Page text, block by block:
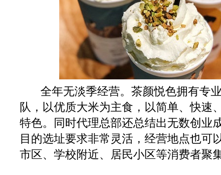
全年无淡季经营。茶颜悦色拥有专
队，以优质大米为主食，以简单、快速
特色。同时代理总部还总结出无数创业
目的选址要求非常灵活，经营地点也可
市区、学校附近、居民小区等消费者聚